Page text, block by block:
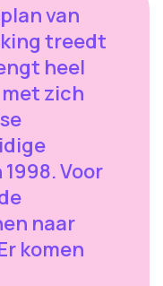
van
treedt
heel
zich
Voor
naar
komen